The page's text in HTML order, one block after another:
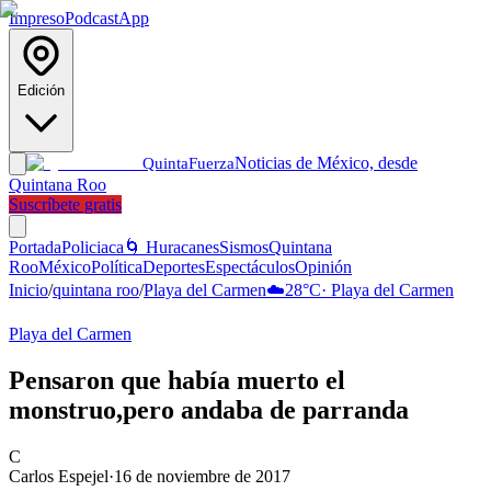
ImpresoPodcastApp
Edición
QuintaFuerzaNoticias de México, desde
Quintana Roo
Suscríbete gratis
PortadaPoliciaca 🌀 HuracanesSismosQuintana
RooMéxicoPolíticaDeportesEspectáculosOpinión
Inicio/quintana roo/Playa del Carmen☁️28°C· Playa del Carmen
Playa del Carmen
Pensaron que había muerto el
monstruo,pero andaba de parranda
C
Carlos Espejel·16 de noviembre de 2017